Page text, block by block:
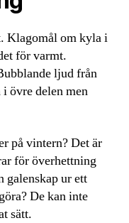
Klagomål om kyla i
för varmt.
ljud från
övre delen men
på vintern? Det är
för överhettning
galenskap ur ett
De kan inte
sätt.